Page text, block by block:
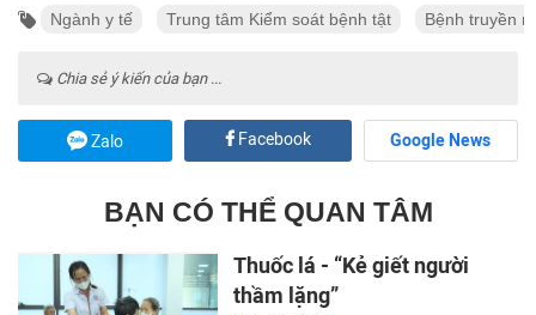
Ngành y tế Trung tâm Kiểm soát bệnh tật Bệnh truyền
Chia sẻ ý kiến của bạn ...
Zalo Facebook Google News
BẠN CÓ THỂ QUAN TÂM
Thuốc lá - “Kẻ giết người
thầm lặng”